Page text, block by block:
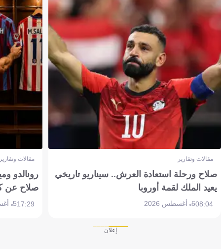
مقالات وتقارير
صلاح ورحلة استعادة العرش.. سيناريو تاريخي
يعيد الملك لقمة أوروبا
08:046 أغسطس 2026
مقالات
رونالدو
صلاح عن
17:295 أغسطس 2026
إعلان